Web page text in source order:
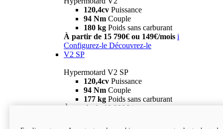
120,4cv Puissance
94 Nm Couple
180 kg Poids sans carburant
À partir de 15 790€ ou 149€/mois i
Configurez-le Découvrez-le
V2 SP
Hypermotard V2 SP
120,4cv Puissance
94 Nm Couple
177 kg Poids sans carburant
À partir de 19 990€ i
new
V2 SP 100